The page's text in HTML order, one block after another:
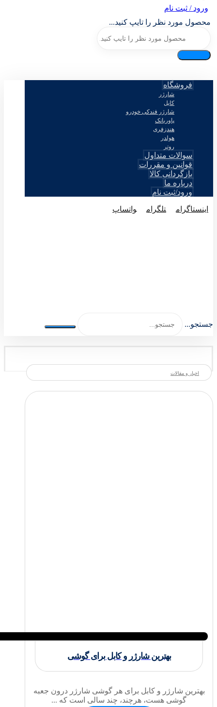
ورود / ثبت نام
محصول مورد نظر را تایپ کنید...
فروشگاه
شارژر
کابل
شارژر فندکی خودرو
پاوربانک
هندزفری
هولدر
روتر
سوالات متداول
قوانین و مقررات
بازگردانی کالا
درباره ما
ورود/ثبت نام
اینستاگرام تلگرام
واتساپ
جستجو...
اخبار و مقالات
بهترین شارژر و کابل برای گوشی
بهترین شارژر و کابل برای هر گوشی شارژر درون جعبه
گوشی هست، هرچند، چند سالی است که ...